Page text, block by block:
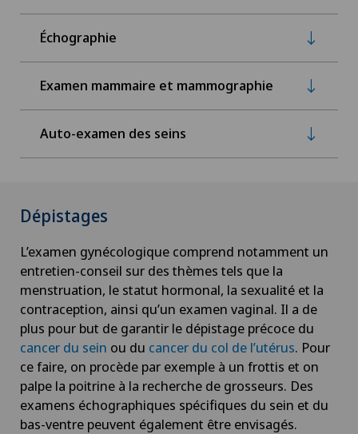
Échographie
Examen mammaire et mammographie
Auto-examen des seins
Dépistages
L’examen gynécologique comprend notamment un
entretien-conseil sur des thèmes tels que la
menstruation, le statut hormonal, la sexualité et la
contraception, ainsi qu’un examen vaginal. Il a de
plus pour but de garantir le dépistage précoce du
cancer du sein ou du cancer du col de l’utérus. Pour
ce faire, on procède par exemple à un frottis et on
palpe la poitrine à la recherche de grosseurs. Des
examens échographiques spécifiques du sein et du
bas-ventre peuvent également être envisagés.